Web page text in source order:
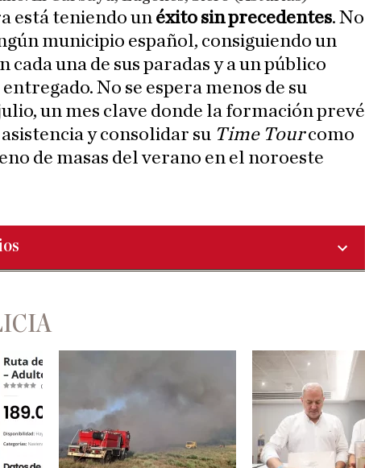
está teniendo un éxito sin precedentes. No
municipio español, consiguiendo un
cada una de sus paradas y a un público
No se espera menos de su
un mes clave donde la formación prevé
y consolidar su Time Tourcomo
de masas del verano en el noroeste